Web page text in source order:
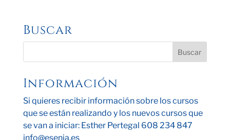
Buscar
Información
Si quieres recibir información sobre los cursos
que se están realizando y los nuevos cursos que
se van a iniciar: Esther Pertegal 608 234 847
info@esenia.es